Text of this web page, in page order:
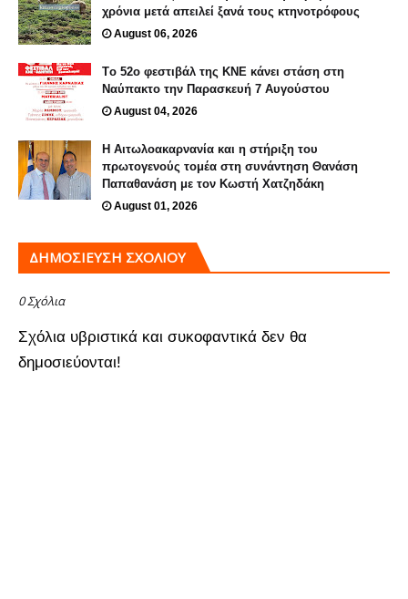
χρόνια μετά απειλεί ξανά τους κτηνοτρόφους
August 06, 2026
Tο 52ο φεστιβάλ της ΚΝΕ κάνει στάση στη
Ναύπακτο την Παρασκευή 7 Αυγούστου
August 04, 2026
H Αιτωλοακαρνανία και η στήριξη του
πρωτογενούς τομέα στη συνάντηση Θανάση
Παπαθανάση με τον Κωστή Χατζηδάκη
August 01, 2026
ΔΗΜΟΣΊΕΥΣΗ ΣΧΟΛΊΟΥ
0 Σχόλια
Σχόλια υβριστικά και συκοφαντικά δεν θα
δημοσιεύονται!